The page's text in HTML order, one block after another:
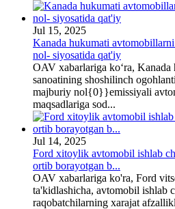
Jul 15, 2025
Kanada hukumati
nol- siyosatida qat'iy
OAV xabarlariga ko‘ra,
sanoatining shoshilinch
majburiy nol{0}}emissiyali
maqsadlariga sod...
Jul 14, 2025
Ford xitoylik avtomobil ishlab
ortib borayotgan b...
OAV xabarlariga ko'ra, Ford
ta'kidlashicha, avtomobil ishlab
raqobatchilarning xarajat